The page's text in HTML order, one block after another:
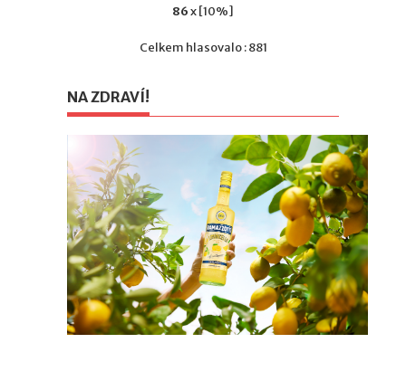
86x [10%]
Celkem hlasovalo : 881
NA ZDRAVÍ!